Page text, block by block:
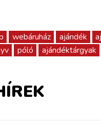
webáruház ajándék
póló ajándéktárgyak